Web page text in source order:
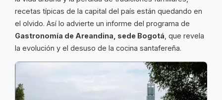
recetas típicas de la capital del país están quedando en
el olvido. Así lo advierte un informe del programa de
Gastronomía de Areandina, sede Bogotá , que revela
la evolución y el desuso de la cocina santafereña.